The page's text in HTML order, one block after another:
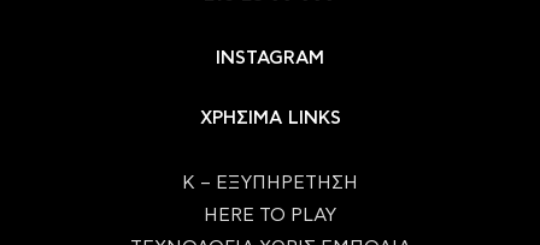
INSTAGRAM
ΧΡΗΣΙΜΑ LINKS
Κ – ΕΞΥΠΗΡΕΤΗΣΗ
HERE TO PLAY